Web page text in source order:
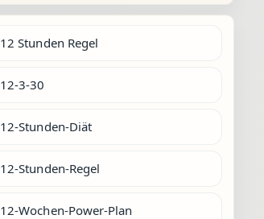
12 Stunden Regel
12-3-30
12-Stunden-Diät
12-Stunden-Regel
12-Wochen-Power-Plan